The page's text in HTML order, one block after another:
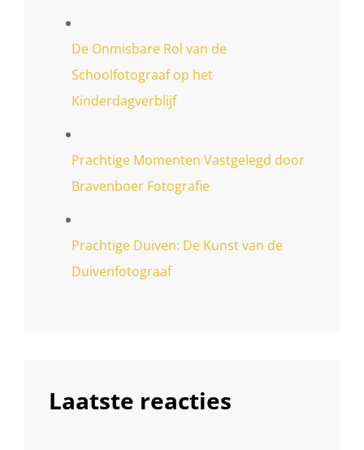
De Onmisbare Rol van de
Schoolfotograaf op het
Kinderdagverblijf
Prachtige Momenten Vastgelegd door
Bravenboer Fotografie
Prachtige Duiven: De Kunst van de
Duivenfotograaf
Laatste reacties